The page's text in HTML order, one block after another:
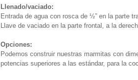
Llenado/vaciado:
Entrada de agua con rosca de ½” en la parte
Llave de vaciado en la parte frontal, a la
Opciones:
Podemos construir nuestras marmitas con
potencias superiores a las estándar, para la